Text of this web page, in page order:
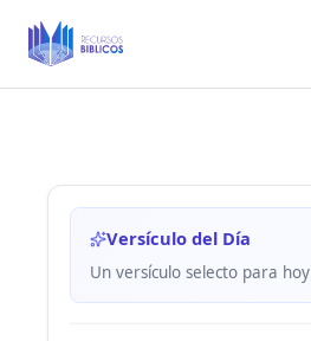
Versículo del Día
Un versículo selecto para hoy